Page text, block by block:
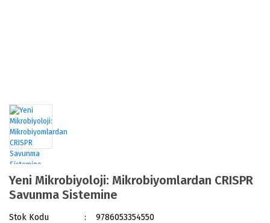
Yeni Mikrobiyoloji: Mikrobiyomlardan CRISPR
Savunma Sistemine
Stok Kodu
9786053354550